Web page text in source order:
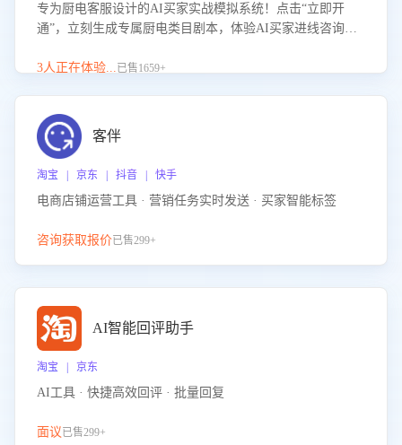
专为厨电客服设计的AI买家实战模拟系统！点击“立即开
通”，立刻生成专属厨电类目剧本，体验AI买家进线咨询真
实场景应对技巧！
3人正在体验...已售1659+
客伴
淘宝 | 京东 | 抖音 | 快手
电商店铺运营工具 · 营销任务实时发送 · 买家智能标签
咨询获取报价已售299+
AI智能回评助手
淘宝 | 京东
AI工具 · 快捷高效回评 · 批量回复
面议已售299+